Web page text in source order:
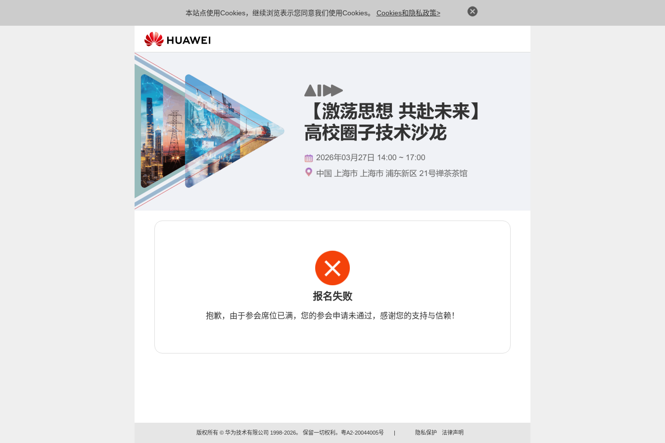
本站点使用Cookies，继续浏览表示您同意我们使用Cookies。 Cookies和隐私政策>
报名失败
抱歉，由于参会席位已满，您的参会申请未通过，感谢您的支持与信赖！
版权所有 © 华为技术有限公司 1998-2026。 保留一切权利。粤A2-20044005号 | 隐私保护 法律声明